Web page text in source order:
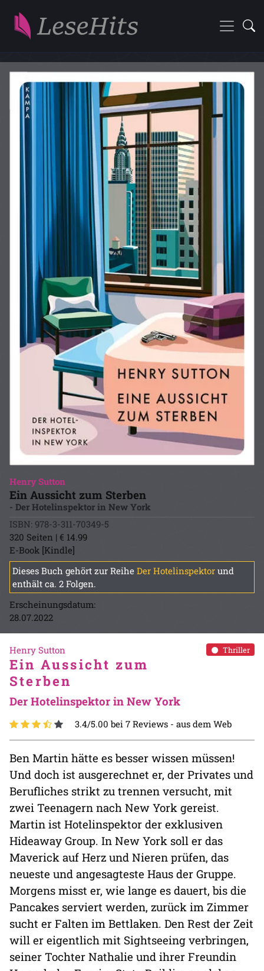
Henry Sutton
Ein Aussicht zum Sterben
- Der Hotelinspektor in New York
ISBN: 978-3-311-70349-5
320 Seiten | € 14.99
E-Book [Kindle]
Dieses Buch gehört zur Reihe Der Hotelinspektor und
enthält ca. 2 Folgen.
Erscheinungsdatum:
28.07.2022
Thriller
Henry Sutton
Ein Aussicht zum
Sterben
Der Hotelinspektor in New York
3.4/5.00 bei 7 Reviews - aus dem Web
Ben Martin hätte es besser wissen müssen!
Und doch ist ausgerechnet er, der Privates und
Berufliches strikt zu trennen versucht, mit
zwei Teenagern nach New York gereist.
Martin ist Hotelinspektor der exklusiven
Hideaway Group. In New York soll er das
Maverick auf Herz und Nieren prüfen, das
neueste und angesagteste Haus der Gruppe.
Morgens misst er, wie lange es dauert, bis die
Pancakes serviert werden, zurück im Zimmer
sucht er Falten im Bettlaken. Den Rest der Zeit
will er eigentlich mit Sightseeing verbringen,
seiner Tochter Nathalie und ihrer Freundin